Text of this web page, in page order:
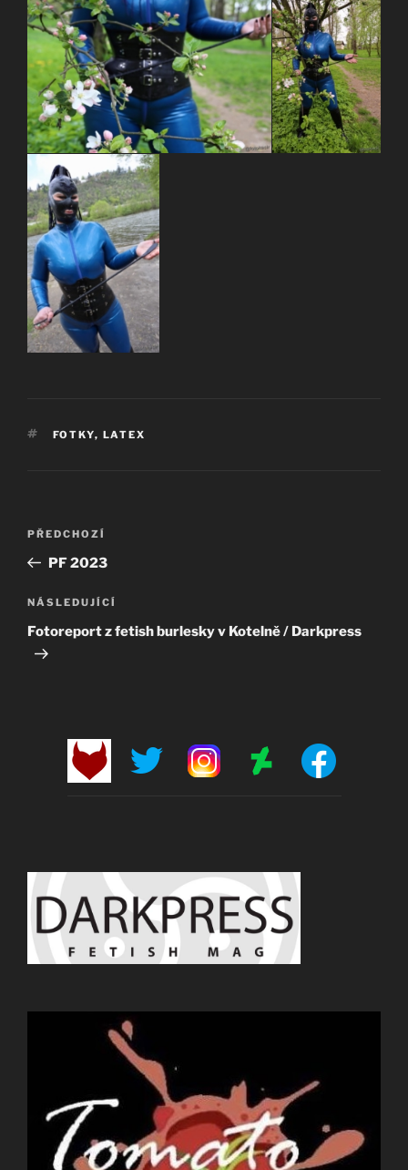
ŠTÍTKY
FOTKY, LATEX
Navigace
příspěvek
Předchozí
příspěvek
PŘEDCHOZÍ
PF 2023
Následující
příspěvek
NÁSLEDUJÍCÍ
Fotoreport z fetish burlesky v Kotelně / Darkpress